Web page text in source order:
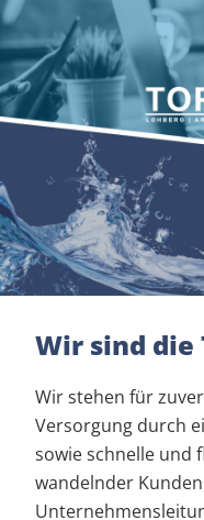
Zum
Inhalt
springen
Wir sind die
Wir stehen für
Versorgung durch
sowie schnelle und
wandelnder